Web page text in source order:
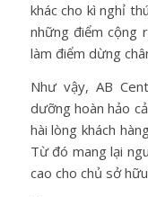
khác cho kì nghỉ
những điểm cộng
làm điểm dừng
Như vậy, AB
dưỡng hoàn hảo
hài lòng khách
Từ đó mang lại
cao cho chủ sở